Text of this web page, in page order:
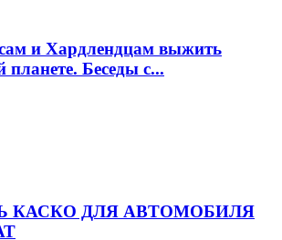
и Хардлендцам выжить
планете. Беседы с...
КАСКО ДЛЯ АВТОМОБИЛЯ